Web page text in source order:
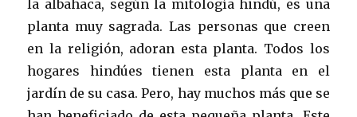
la albahaca, según la mitología hindú, es una
planta muy sagrada. Las personas que creen
en la religión, adoran esta planta. Todos los
hogares hindúes tienen esta planta en el
jardín de su casa. Pero, hay muchos más que se